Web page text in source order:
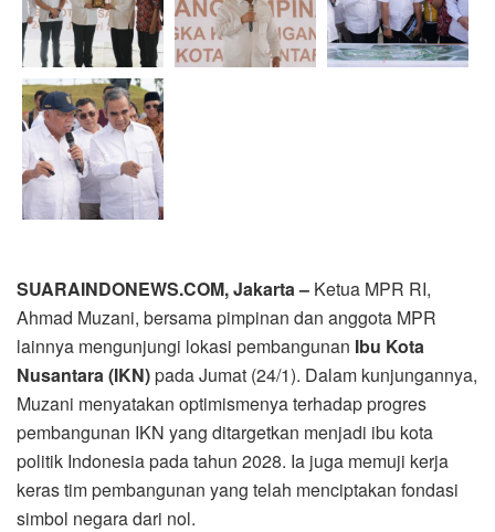
SUARAINDONEWS.COM, Jakarta – Ketua MPR RI,
Ahmad Muzani, bersama pimpinan dan anggota MPR
lainnya mengunjungi lokasi pembangunan Ibu Kota
Nusantara (IKN)pada Jumat (24/1). Dalam kunjungannya,
Muzani menyatakan optimismenya terhadap progres
pembangunan IKN yang ditargetkan menjadi ibu kota
politik Indonesia pada tahun 2028. Ia juga memuji kerja
keras tim pembangunan yang telah menciptakan fondasi
simbol negara dari nol.